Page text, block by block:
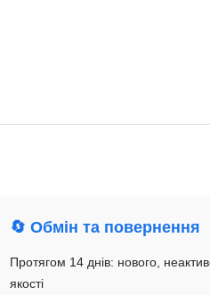
🔄 Обмін та повернення
Протягом 14 днів: нового,
якості